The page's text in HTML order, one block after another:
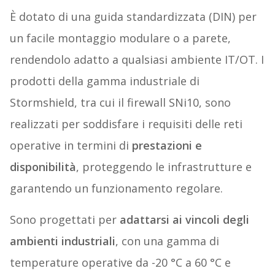
È dotato di una guida standardizzata (DIN) per
un facile montaggio modulare o a parete,
rendendolo adatto a qualsiasi ambiente IT/OT. I
prodotti della gamma industriale di
Stormshield, tra cui il firewall SNi10, sono
realizzati per soddisfare i requisiti delle reti
operative in termini di prestazioni e
disponibilità, proteggendo le infrastrutture e
garantendo un funzionamento regolare.
Sono progettati peradattarsi ai vincoli degli
ambienti industriali, con una gamma di
temperature operative da -20 °C a 60 °C e